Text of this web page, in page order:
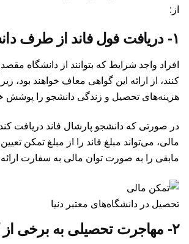
از:‌
۱- دریافت فول فاند از طرف دانشگاه مقصد
افراد واجد شرایط که بتوانند از دانشگاه
کنند، از ارائه این گواهی معاف خواهند بود،
هزینه‌های تحصیل و زندگی دانشجو را پوشش
در صورتی که دانشجو پارشال فاند دریافت
مالی، می‌تواند مبلغ فاند را از مبلغ تمکن
مابقی را به صورت توان مالی به سفارت
تحصیل در دانشگاه‌های معتبر دنیا
۲- مهاجرت تحصیلی به برخی از کشورها